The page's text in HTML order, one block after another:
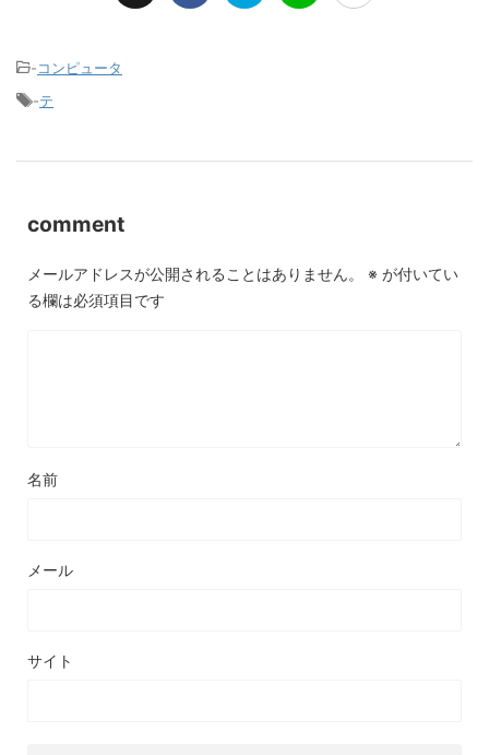
-コンピュータ
-テ
comment
メールアドレスが公開されることはありません。 ※ が付いてい
る欄は必須項目です
名前
メール
サイト